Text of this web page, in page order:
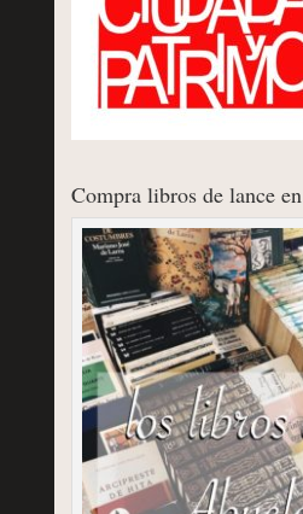
Compra libros de lance en